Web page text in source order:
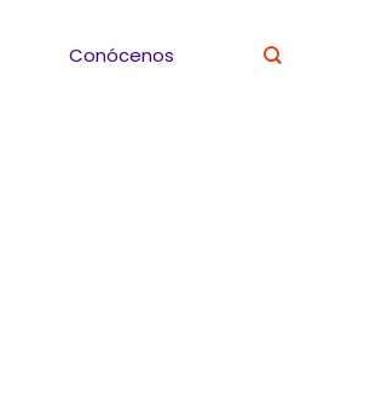
Conócenos